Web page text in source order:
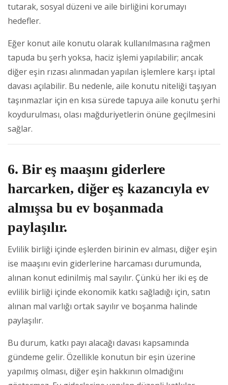
tutarak, sosyal düzeni ve aile birliğini korumayı
hedefler.
Eğer konut aile konutu olarak kullanılmasına rağmen
tapuda bu şerh yoksa, haciz işlemi yapılabilir; ancak
diğer eşin rızası alınmadan yapılan işlemlere karşı iptal
davası açılabilir. Bu nedenle, aile konutu niteliği taşıyan
taşınmazlar için en kısa sürede tapuya aile konutu şerhi
koydurulması, olası mağduriyetlerin önüne geçilmesini
sağlar.
6. Bir eş maaşını giderlere
harcarken, diğer eş kazancıyla ev
almışsa bu ev boşanmada
paylaşılır.
Evlilik birliği içinde eşlerden birinin ev alması, diğer eşin
ise maaşını evin giderlerine harcaması durumunda,
alınan konut edinilmiş mal sayılır. Çünkü her iki eş de
evlilik birliği içinde ekonomik katkı sağladığı için, satın
alınan mal varlığı ortak sayılır ve boşanma halinde
paylaşılır.
Bu durum, katkı payı alacağı davası kapsamında
gündeme gelir. Özellikle konutun bir eşin üzerine
yapılmış olması, diğer eşin hakkının olmadığını